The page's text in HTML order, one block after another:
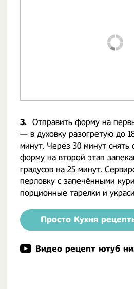
3. Отправить форму на
— в духовку разогретую до
минут. Через 30 минут снять
форму на второй этап
градусов на 25 минут.
перловку с запечёнными
порционные тарелки и
Просто Кухня
Видео рецепт ютуб